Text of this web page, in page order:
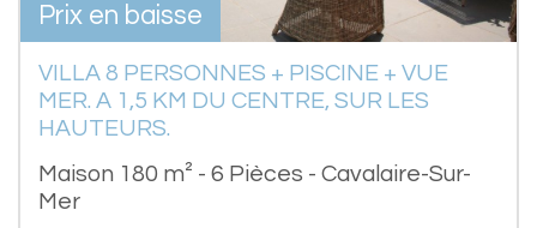
Prix en baisse
VILLA 8 PERSONNES + PISCINE + VUE
MER. A 1,5 KM DU CENTRE, SUR LES
HAUTEURS.
Maison 180 m² - 6 Pièces - Cavalaire-Sur-
Mer